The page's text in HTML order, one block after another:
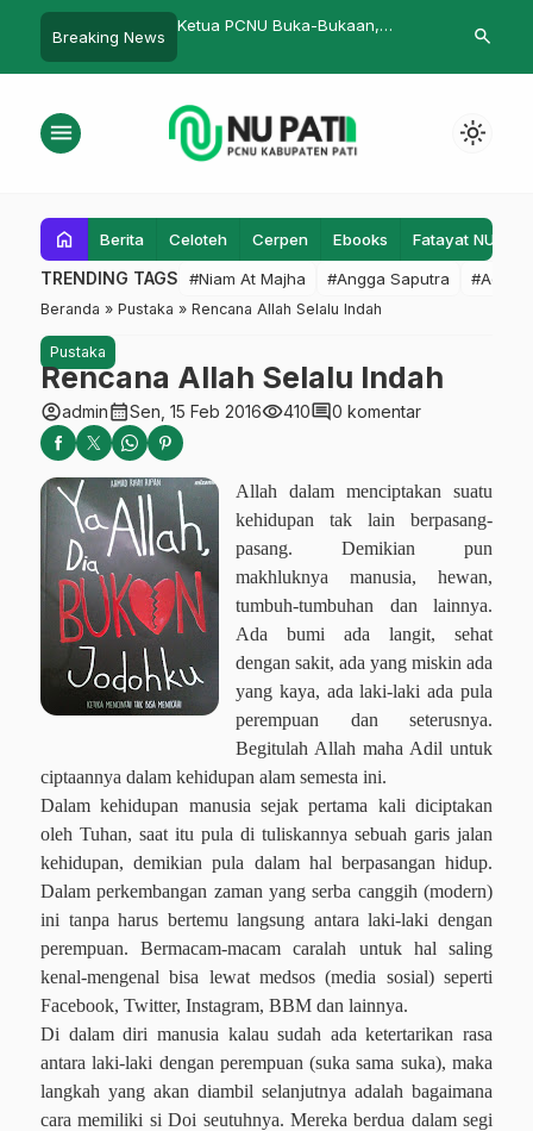
Breaking News
Ketua PCNU Buka-Bukaan,
Beberkan Program Segar (bagian
3)
Suluk Maleman Kali ini Menyoalsearch
menu light_mode
home Berita Celoteh Cerpen Ebooks Fatayat NU
TRENDING TAGS #Niam At Majha #Angga Saputra #Admin
Beranda » Pustaka » Rencana Allah Selalu Indah
Pustaka
Rencana Allah Selalu Indah
account_circleadmincalendar_monthSen, 15 Feb 2016visibility410comment0 komentar
Allah dalam menciptakan suatu
kehidupan tak lain berpasang-
pasang. Demikian pun
makhluknya manusia, hewan,
tumbuh-tumbuhan dan lainnya.
Ada bumi ada langit, sehat
dengan sakit, ada yang miskin ada
yang kaya, ada laki-laki ada pula
perempuan dan seterusnya.
Begitulah Allah maha Adil untuk
ciptaannya dalam kehidupan alam semesta ini.
Dalam kehidupan manusia sejak pertama kali diciptakan
oleh Tuhan, saat itu pula di tuliskannya sebuah garis jalan
kehidupan, demikian pula dalam hal berpasangan hidup.
Dalam perkembangan zaman yang serba canggih (modern)
ini tanpa harus bertemu langsung antara laki-laki dengan
perempuan. Bermacam-macam caralah untuk hal saling
kenal-mengenal bisa lewat medsos (media sosial) seperti
Facebook, Twitter, Instagram, BBM dan lainnya.
Di dalam diri manusia kalau sudah ada ketertarikan rasa
antara laki-laki dengan perempuan (suka sama suka), maka
langkah yang akan diambil selanjutnya adalah bagaimana
cara memiliki si Doi seutuhnya. Mereka berdua dalam segi